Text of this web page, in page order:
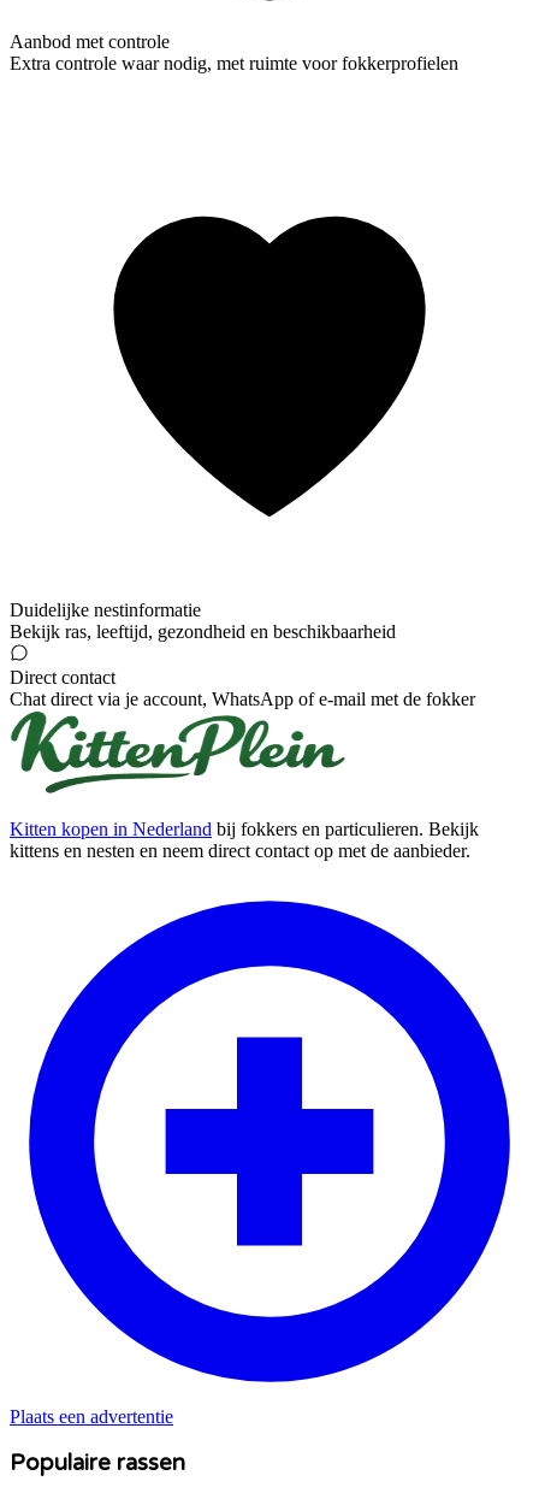
Aanbod met controle
Extra controle waar nodig, met ruimte voor fokkerprofielen
Duidelijke nestinformatie
Bekijk ras, leeftijd, gezondheid en beschikbaarheid
Direct contact
Chat direct via je account, WhatsApp of e-mail met de fokker
Kitten kopen in Nederland bij fokkers en particulieren. Bekijk
kittens en nesten en neem direct contact op met de aanbieder.
Plaats een advertentie
Populaire rassen